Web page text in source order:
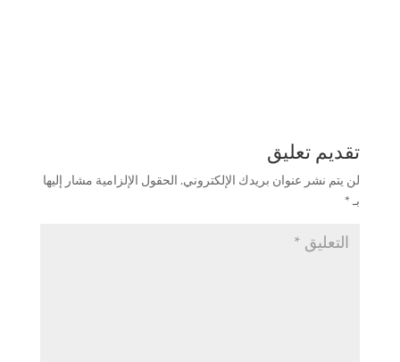
تقديم تعليق
لن يتم نشر عنوان بريدك الإلكتروني.الحقول الإلزامية مشار إليها
بـ*